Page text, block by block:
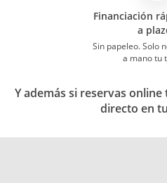
Financiación
a
Sin papeleo. Solo
a mano tu
Y además si reservas
directo en